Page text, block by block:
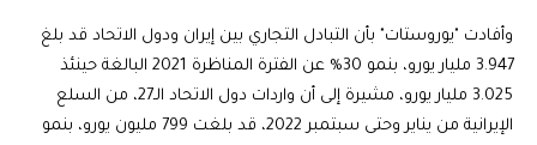
وأفادت "يوروستات" بأن التبادل التجاري بين إيران ودول الاتحاد قد بلغ
3.947 مليار يورو، بنمو 30% عن الفترة المناظرة 2021 البالغة حينئذ
3.025 مليار يورو، مشيرة إلى أن واردات دول الاتحاد الـ27، من السلع
الإيرانية من يناير وحتى سبتمبر 2022، قد بلغت 799 مليون يورو، بنمو